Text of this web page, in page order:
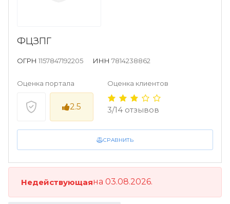
СРАВНИТЬ
ФЦЗПГ
ОГРН 1157847192205 ИНН 7814238862
Оценка портала
2.5
Оценка клиентов
3/14 отзывов
Недействующаяна 03.08.2026.